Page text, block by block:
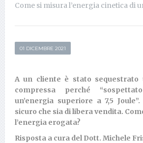
Come si misura l’energia cinetica di
01 DICEMBRE 2021
A un cliente è stato sequestrato
compressa perché
un’energia superiore a 7,5
sicuro che sia di libera vendita.
l’energia erogata?
Risposta a cura del Dott. Michele